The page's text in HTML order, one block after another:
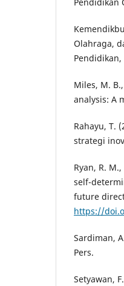
Olahraga,
Miles, M.
analysis: A
Rahayu, T.
strategi
Ryan, R.
self-
future
https://
Sardiman,
Pers.
Setyawan,